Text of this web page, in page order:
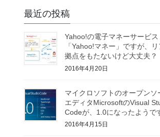
最近の投稿
Yahoo!の電子マネーサービス
「Yahoo!マネー」ですが、
拠点をもたないけど大丈夫？
2016年4月20日
マイクロソフトのオープンソ
エディタMicrosoftのVisual
Codeが、1.0になったようで
2016年4月15日